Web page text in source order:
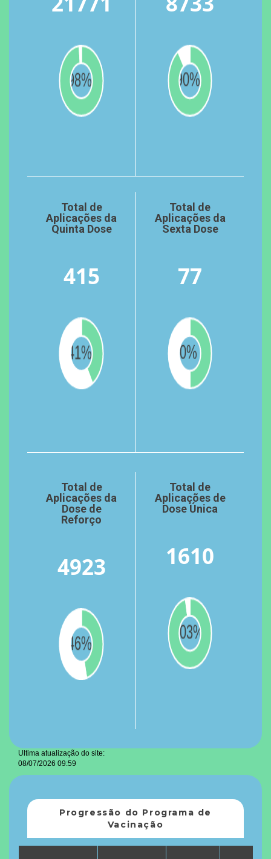
Total de
Aplicações da
Quinta Dose
415
Total de
Aplicações da
Sexta Dose
77
Total de
Aplicações da
Dose de
Reforço
4923
Total de
Aplicações de
Dose Única
1610
Ultima atualização do site:
08/07/2026 09:59
Progressão do Programa de
Vacinação